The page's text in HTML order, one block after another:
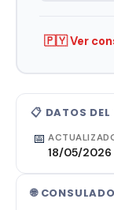
📋 DATOS DEL
📅
18/05/2026
🌐
🇵🇾 Ver